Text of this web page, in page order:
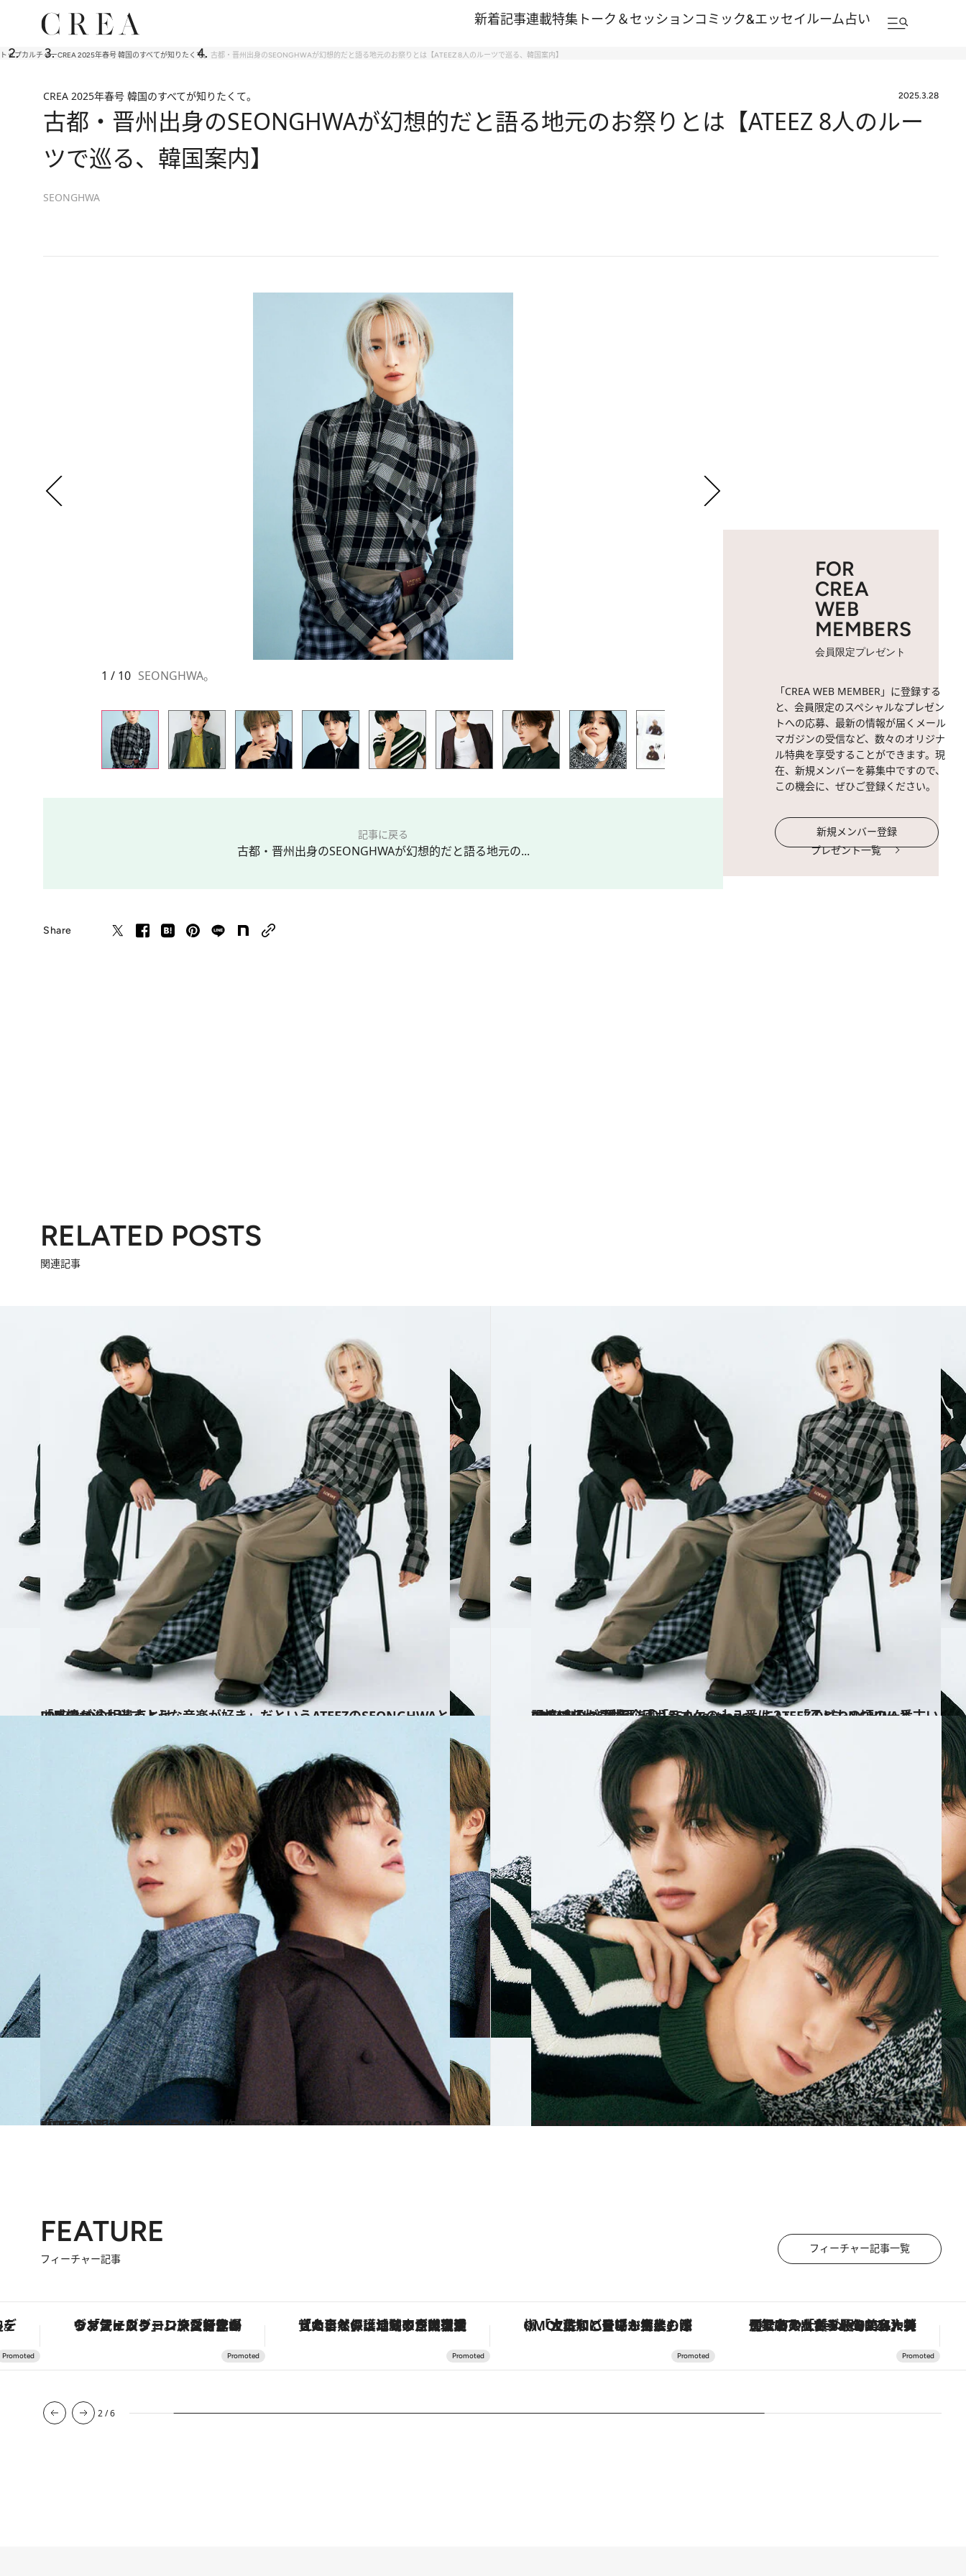
新着記事連載特集 トーク＆セッションコミック&エッセイルーム占い
トップカルチャーCREA 2025年春号 韓国のすべてが知りたくて。 古都・晋州出身のSEONGHWAが幻想的だと語る地元のお祭りとは【ATEEZ 8人のルーツで巡る、韓国案内】
CREA 2025年春号 韓国のすべてが知りたくて。 2025.3.28
古都・晋州出身のSEONGHWAが幻想的だと語る地元のお祭りとは【ATEEZ 8人のルー
ツで巡る、韓国案内】
SEONGHWA
1 / 10 SEONGHWA。
記事に戻る
古都・晋州出身のSEONGHWAが幻想的だと語る地元の...
Share
FOR
CREA
WEB
MEMBERS
会員限定プレゼント
「CREA WEB MEMBER」に登録する
と、会員限定のスペシャルなプレゼン
トへの応募、最新の情報が届くメール
マガジンの受信など、数々のオリジナ
ル特典を享受することができます。現
在、新規メンバーを募集中ですので、
この機会に、ぜひご登録ください。
新規メンバー登録
プレゼント一覧
RELATED POSTS
関連記事
2025.3.7
「感情が溢れ出すような音楽が好き」だというATEEZのSEONGHWAとJONGHOの相違点とは
カルチャー 2025.3.7
CREA創刊35周年企画「35Questions」にATEEZのSEONGHWAとJONGHOが登場！ 「カラオケの十八番は？」「子どもの頃の一番古い記憶は？」【動画あり】
カルチャー
2025.3.7
「ステージ上ではアイコンタクトだけでわかる」ATEEZのYUNHOとMINGIが明かす“以心伝心”な制作秘話
カルチャー 2025.3.7
心の距離が近い関係のATEEZのSANとWOOYOUNGが語る、愛という表現へのアプローチ
カルチャー
FEATURE
フィーチャー記事
フィーチャー記事一覧
」。旅愛好家のお気に入りコレクションから、ジェンダーレスな新作が登場 「大事なのは地域の意識を変えること」。ロレックス賞受賞の自然保護活動家が実現させたナイジェリアの自然環境の復活 「土佐和ハーブかき氷」がOMO7高知に登場！生姜、山椒、大葉など目にも舌にも涼を呼ぶ郷土の味 【銀座で出合う最旬美容】美髪ケアや上質な眠り…セルフケアのアップデートから、特別な名入れギフトまで。大人のための「ReFa GINZA」クルーズ 【夏限定ディナーコース】旬を迎える稚鮎や花ズッキーニなどをイタリア・トスカーナの郷土料理の手法で満喫！
3/6